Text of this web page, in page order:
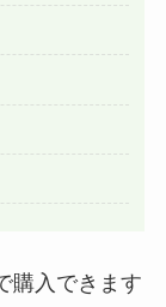
購入できます